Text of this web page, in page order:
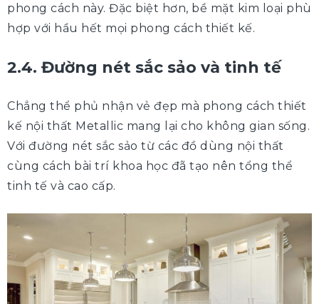
phong cách này. Đặc biệt hơn, bề mặt kim loại phù
hợp với hầu hết mọi phong cách thiết kế.
2.4. Đường nét sắc sảo và tinh tế
Chẳng thể phủ nhận vẻ đẹp mà phong cách thiết
kế nội thất Metallic mang lại cho không gian sống.
Với đường nét sắc sảo từ các đồ dùng nội thất
cùng cách bài trí khoa học đã tạo nên tổng thể
tinh tế và cao cấp.